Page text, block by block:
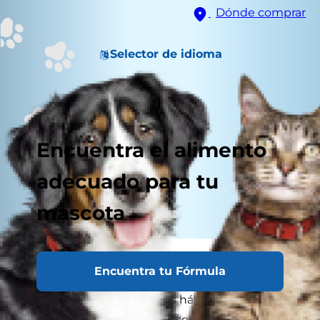
Dónde comprar
Selector de idioma
Encuentra el alimento
adecuado para tu
mascota
Encuentra tu Fórmula
Este comportamiento en tu perro normalmente
es resultado de darle sobras de la mesa o
demasiados premios. Estos hábitos no